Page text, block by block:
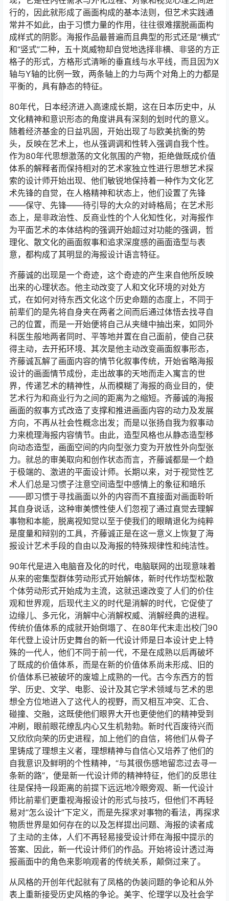
行的，因此就形成了画面构成的基本法则，但艺术实践通
常井不如此，由于习惯力量的作用，往往很难摆脱画面构
成样式的阴影。海报作品最普遍而且典型的形式还是“横式”
和“竖式”二种，五十岚威物却自觉地选择非横、非竖的方正
格子的形式，方格形式清晰的垂直线与水平线，而且因为X
轴与Y轴的比例一致，两条轴上的力与两个对角上的力都是
平衡的，具有静态的特征。
80年代，日本经济进入高速成长期，这在日本历史中，从
文化精神和意识形态的角度讲具有深刻的划时代的意义。
随着经济基金的日益巩固，开始出现了与欧美抗衡的势
头，反映在艺术上，也从强调调和性转入强调自我个性。
作为80年代思想激荡的文化氛围的产物，拒绝做既成价值
体系的解释者而保持相对的艺术家独立性进行思想艺术探
索的设计师开始出现、他们敏锐地保持着一种作为文化艺
术先锋的自觉，在人格精神和状态上，他们设置了先锋
――保守、先锋――待引导的大众的对峙格局；在艺术形
态上，是非政治性、反商业性的个人化知性化，对海报作
为平面艺术的本体结构的强调开始超过对功能的强调，哲
理化、散文化的画面叙事和追求深度感的画面造型与表
意，都构成了其明显的海报设计语言特征。
齐藤诚的出现是一个奇迹，这个奇迹的产生来自他所反映
出来的心理状态。他主动改变了人和文化环境的对处方
式，在如何对待东西文化这个历史命题的态度上，不同于
前辈们的是先将自身夹在两者之间而后通过体悟去找寻自
己的位置，而是一开始便将自己从夹缝中抽出来，如同外
科医生般地两者同时、平等地并置在自己面前，使自己获
得主动，去开拓环境、其次是他主动改变画面叙事形态，
齐藤诚瓦解了画面内容的情节化叙事传统，开始省略海报
设计的画面情节成份，走出故事的天地而走入寓言的世
界，传递艺术的精神性，从而模糊了海报的商业目的，使
艺术行为和商业行为之间的距离为之缩短。齐藤诚的海报
画面的叙事方式改造了支撑和推进画面内容的动力及发展
方向，不再从社会性概念出发；而是以张扬自我为叙事动
力来梳理海报内容情节。由此，造型风格也从静态造型移
向动态造型，画面空间的内向型张力变为开放性外向型张
力。就总的审美取向和创作状态而言，齐藤诚都是一个趋
于极端的、激进的平面设计师。长期以来，对于视觉性艺
术人们总是习惯子注意空间造型中感情上的象征和暗乐
――即习惯于寻找画面以外的内容而不直接面对画面聆听
其自身说话，这种审美惯性使人们忽视了通过直觉去理解
事物和本能，脱离视知觉以至于使我们的眼睛退化为纯粹
是度量和辩别的工具，齐藤诚正是在这一意义上恢复了海
报设计艺术手段的自由以及海报的特殊规律性和纯洁性。
90年代是进入电脑音及化的时代，电脑联网的出现意味着
从来的密集型群体劳动形式开始解体，新时代作坊型松散
个体劳动形式开始成为主流，这就迅速改变了人们的价住
观和世界观，后现代主义的时代是消解的时代，它促使了
边缘儿、多元化，消解中心消解权威、消解经典的进程。
传统价值体系的成就开始倒塌了、在80年代末走出校门90
年代登上设计历史舞台的新一代设计师是日本设计史上特
殊的一代人，他们不同于前一代，不是在成熟以后再破坏
了既成的价值体系，而是在新的价值体系尚未形成、旧的
价值体系已被破坏的废墟上成熟的一代。古今东西方的哲
学、历史、文学、电影、设计及其它学术领域与艺术的思
想全方位地进入了这代人的视野，而又相互冲突、汇合、
碰撞、交融，这既使他们眼界大开也更使他们的精神受到
冲刷，眼前眼花缭乱内心又生机勃勃。新时代百废待兴而
又欣欣向荣的历史进程，加上他们的自信，将他们从骨子
里铸成了理想主义者，理想精神与自信心又培养了他们的
自我意识及鲜明的个性精神，“与其很伤感地留恋过去寻一
条新的路”，便是新一代设计师的精神特征，他们的反思往
往是保持一段距离的前提下远远地冷眼旁观、新一代设计
师比前辈们更重视海报设计的形式与技巧，但他们不再轻
易对“怎么设计”下定义，而是先探求对事物的看法，再探求
物质世界是如何存在的以及怎样提出问题、海报的读者成
了主动的主体，人们不再轻易接受设计师在海报中提示的
答案、因此，新一代设计师们的作品。开始将设计透过海
报画面中的角色来影响观者的传统关系，颠倒过来了。
从风格的开创年代起就有了凤格的伪装问题的争论和从外
表上重新接受历史风格的争论。美字、伦理学以及社会学